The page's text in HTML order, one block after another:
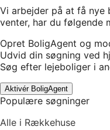
Vi arbejder på at få nye
venter, har du følgende
Opret BoligAgent og
Udvid din søgning ved
Søg efter lejeboliger i
Aktivér BoligAgent
Populære søgninger
Alle i Rækkehuse